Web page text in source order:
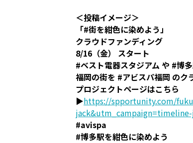
＜投稿イメージ＞
「#街を紺色に染めよう」
クラウドファンディング
8/16（金） スタート
#ベスト電器スタジアム や #博
福岡の街を #アビスパ福岡 のク
プロジェクトページはこちら
▶️https://spportunity.com/
#avispa
#博多駅を紺色に染めよう